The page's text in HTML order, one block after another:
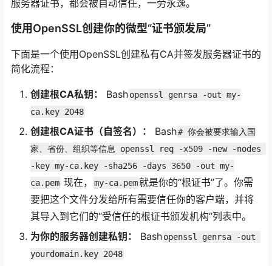
服务器证书，都会被自动信任，一劳永逸。
使用OpenSSL创建你的微型“证书颁发局”
下面是一个使用OpenSSL创建私有CA并签发服务器证书的
简化流程：
创建根CA私钥： Bashopenssl genrsa -out my-
ca.key 2048
创建根CA证书（自签名）： Bash# 你会被要求输入国
家、省份、组织等信息 openssl req -x509 -new -nodes
-key my-ca.key -sha256 -days 3650 -out my-
ca.pem 现在， my-ca.pem就是你的“根证书”了。你需
要把这个文件分发给所有需要信任你的客户端，并将
其导入到它们的“受信任的根证书颁发机构”列表中。
为你的服务器创建私钥：
Bashopenssl genrsa -out
yourdomain.key 2048